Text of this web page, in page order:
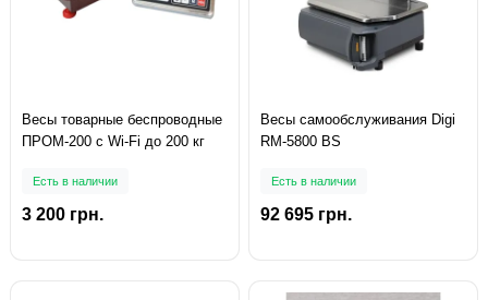
Весы товарные беспроводные
ПРОМ-200 с Wi-Fi до 200 кг
Есть в наличии
3 200 грн.
Весы самообслуживания Digi
RM-5800 BS
Есть в наличии
92 695 грн.